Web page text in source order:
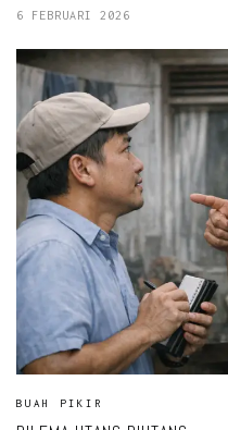
6 FEBRUARI 2026
BUAH PIKIR